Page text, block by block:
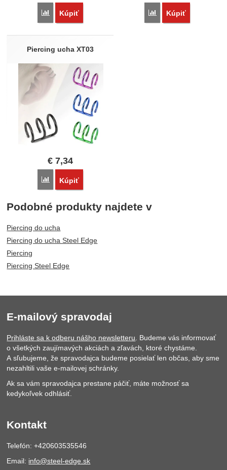
Porovnať
Kúpiť Porovnať
Kúpiť
Piercing ucha XT03
€ 7,34
Porovnať
Kúpiť
Podobné produkty najdete v
Piercing do ucha
Piercing do ucha Steel Edge
Piercing
Piercing Steel Edge
E-mailový spravodaj
Prihláste sa k odberu nášho newsletteru. Budeme vás informovať
o všetkých zaujímavých akciách a zľavách, ktoré chystáme.
A sľubujeme, že spravodajca budeme posielať len občas, aby sme
nezahltili vaše e-mailovej schránky.
Ak sa vám spravodajca prestane páčiť, máte možnosť sa
kedykoľvek odhlásiť.
Kontakt
Telefón: +420603535546
Email: info@steel-edge.sk